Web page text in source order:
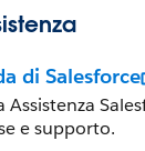
di Salesforce
Assistenza
e supporto.